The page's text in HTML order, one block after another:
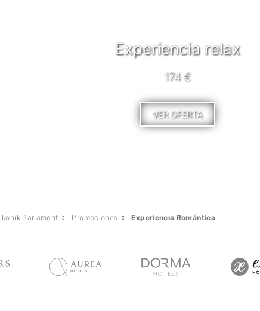
Experiencia relax
174 €
VER OFERTA
Ikonik Parlament Promociones Experiencia Romántica